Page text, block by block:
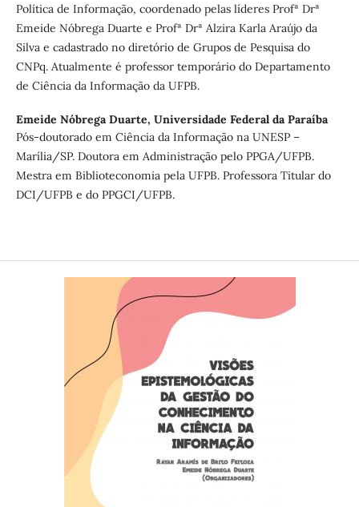
Política de Informação, coordenado pelas líderes Profª Drª
Emeide Nóbrega Duarte e Profª Drª Alzira Karla Araújo da
Silva e cadastrado no diretório de Grupos de Pesquisa do
CNPq. Atualmente é professor temporário do Departamento
de Ciência da Informação da UFPB.
Emeide Nóbrega Duarte, Universidade Federal da Paraíba
Pós-doutorado em Ciência da Informação na UNESP –
Marília/SP. Doutora em Administração pelo PPGA/UFPB.
Mestra em Biblioteconomia pela UFPB. Professora Titular do
DCI/UFPB e do PPGCI/UFPB.